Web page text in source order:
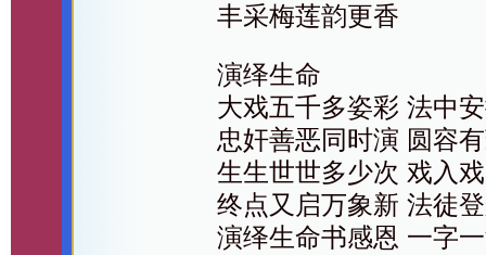
丰采梅莲韵更香
演绎生命
大戏五千多姿彩 法中
忠奸善恶同时演 圆容
生生世世多少次 戏入
终点又启万象新 法徒
演绎生命书感恩 一字